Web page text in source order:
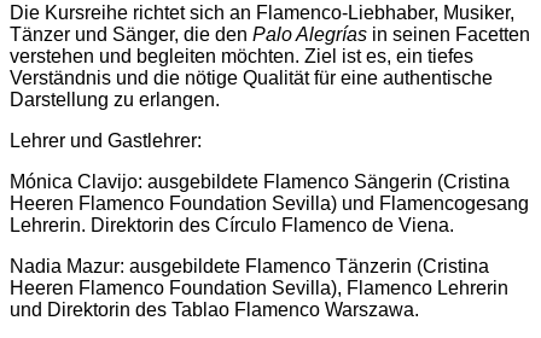
Die Kursreihe richtet sich an Flamenco-Liebhaber, Musiker,
Tänzer und Sänger, die den Palo Alegrías in seinen Facetten
verstehen und begleiten möchten. Ziel ist es, ein tiefes
Verständnis und die nötige Qualität für eine authentische
Darstellung zu erlangen.
Lehrer und Gastlehrer:
Mónica Clavijo: ausgebildete Flamenco Sängerin (Cristina
Heeren Flamenco Foundation Sevilla) und Flamencogesang
Lehrerin. Direktorin des Círculo Flamenco de Viena.
Nadia Mazur: ausgebildete Flamenco Tänzerin (Cristina
Heeren Flamenco Foundation Sevilla), Flamenco Lehrerin
und Direktorin des Tablao Flamenco Warszawa.